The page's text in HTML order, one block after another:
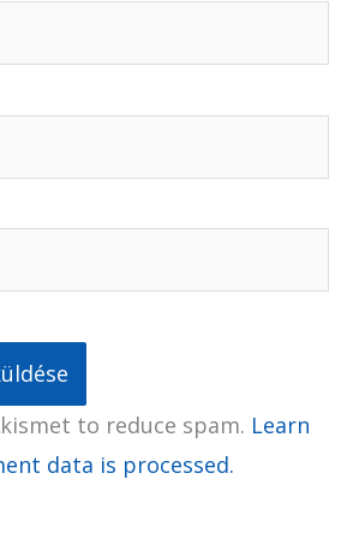
to reduce spam. Learn
data is processed.